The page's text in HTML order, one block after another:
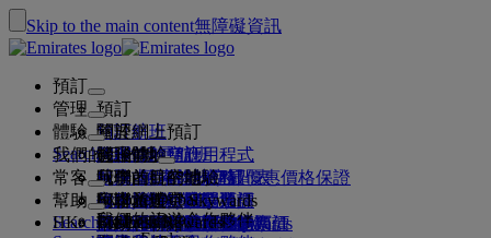
Skip to the main content無障礙資訊
預訂
預訂
預訂航班
搜尋航班
航班時間表
精選票價
特別優惠
關於網上預訂
阿聯酋航空應用程式
阿聯酋航空最優惠價格保證
座位選擇
保留我的票價
Search flight
管理
管理
管理你的預訂
檢索你的預訂
取消預訂
更改你的預訂
起飛前
起飛前
旅遊資訊
危險品指南
行李
行李資料
行李資料
簽證和護照
尋找你的簽證要求
Search flight
體驗
機上體驗
航班上提供的服務
機艙特色
頭等客艙
阿聯酋航空體驗
你的旅程從此開始
阿聯酋航空體驗
家庭旅遊
與家人同行
Fly Better
我們的目的地
我們的目的地
目的地
我們的目的地
Explore Dubai
Explore Dubai
我們的旅遊合作夥伴
常客
阿聯酋航空 Skywards
加入阿聯酋航空 Skywards
Business Rewards
幫助
幫助和聯絡
HK